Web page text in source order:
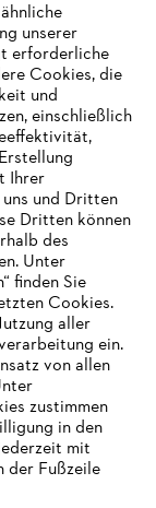
unserer
erforderliche
Cookies, die
und
einschließlich
Ihrer
und Dritten
Dritten können
des
Unter
finden Sie
Cookies.
aller
ein.
von allen
zustimmen
in den
mit
der Fußzeile